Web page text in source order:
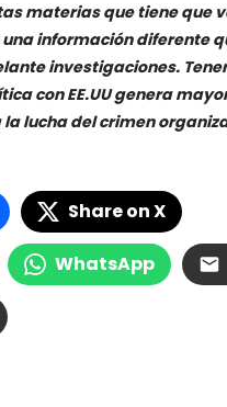
materias que tiene que
información diferente
investigaciones.
con EE.UU genera
lucha del crimen
Share on X
WhatsApp